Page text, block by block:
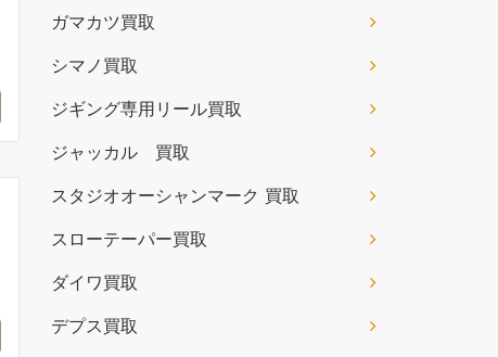
ガマカツ買取
シマノ買取
ジギング専用リール買取
ジャッカル 買取
スタジオオーシャンマーク 買取
スローテーパー買取
ダイワ買取
デプス買取